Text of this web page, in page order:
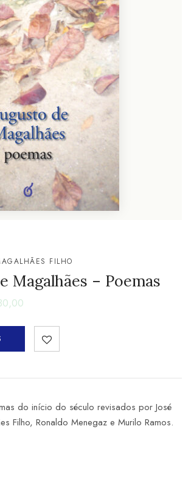
FILHO
Magalhães – Poemas
do início do século revisados por José
Filho, Ronaldo Menegaz e Murilo Ramos.